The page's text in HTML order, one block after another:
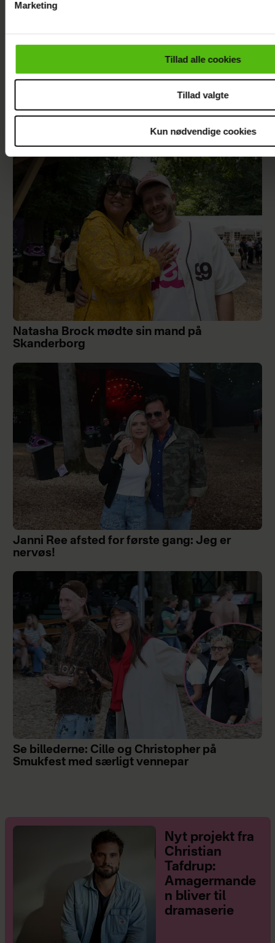
cookiepolitik.
Marketing
Tillad alle cookies
Tillad valgte
Kun nødvendige cookies
Natasha Brock mødte sin mand på
Skanderborg
Janni Ree afsted for første gang: Jeg er
nervøs!
Se billederne: Cille og Christopher på
Smukfest med særligt vennepar
Nyt projekt fra
Christian
Tafdrup:
Amagermande
n bliver til
dramaserie